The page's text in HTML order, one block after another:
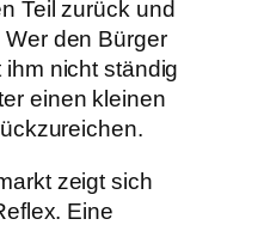
Teil zurück und
den Bürger
nicht ständig
einen kleinen
zeigt sich
Eine